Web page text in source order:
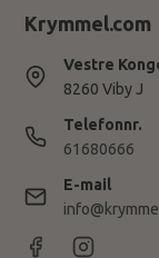
Krymmel.com
Vestre
8260 Viby J
Telefonnr.
61680666
E-mail